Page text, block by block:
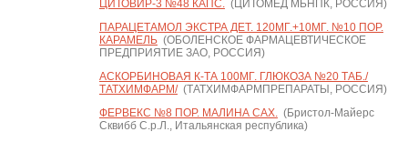
ЦИТОВИР-3 №48 КАПС.(ЦИТОМЕД МБНПК, РОССИЯ)
ПАРАЦЕТАМОЛ ЭКСТРА ДЕТ. 120МГ.+10МГ. №10 ПОР.
КАРАМЕЛЬ(ОБОЛЕНСКОЕ ФАРМАЦЕВТИЧЕСКОЕ
ПРЕДПРИЯТИЕ ЗАО, РОССИЯ)
АСКОРБИНОВАЯ К-ТА 100МГ. ГЛЮКОЗА №20 ТАБ./
ТАТХИМФАРМ/(ТАТХИМФАРМПРЕПАРАТЫ, РОССИЯ)
ФЕРВЕКС №8 ПОР. МАЛИНА САХ.(Бристол-Майерс
Сквибб С.р.Л., Итальянская республика)